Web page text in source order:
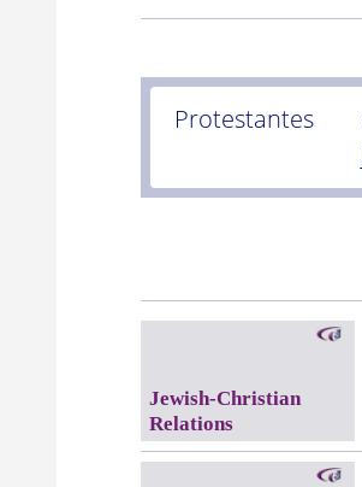
Protestantes